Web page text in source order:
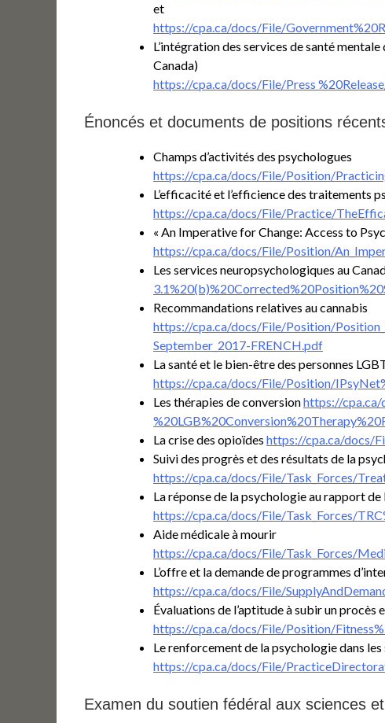
et
https://cpa.ca/docs/File/
L’intégration des services de santé
Canada)
https://cpa.ca/docs/File/Press
Énoncés et documents de positions
Champs d’activités des psychologues
https://cpa.ca/docs/File/Position/
L’efficacité et l’efficience des traitements
https://cpa.ca/docs/File/Practice/
« An Imperative for Change: Access to
https://cpa.ca/docs/File/Position/
Les services neuropsychologiques au
Recommandations relatives au cannabis
https://cpa.ca/docs/File/Position/
September_2017-FRENCH.pdf
La santé et le bien-être des personnes
https://cpa.ca/docs/File/Position/
Les thérapies de conversionhttps://
La crise des opioïdes https://cpa.ca/docs/
Suivi des progrès et des résultats de la
https://cpa.ca/docs/File/Task_Forces/
La réponse de la psychologie au rapport
https://cpa.ca/docs/File/Task_Forces/
Aide médicale à mourir
https://cpa.ca/docs/File/Task_Forces/
L’offre et la demande de programmes
https://cpa.ca/docs/File/
Évaluations de l’aptitude à subir un procès
https://cpa.ca/docs/File/Position/
Le renforcement de la psychologie dans
https://cpa.ca/docs/File/
Examen du soutien fédéral aux sciences